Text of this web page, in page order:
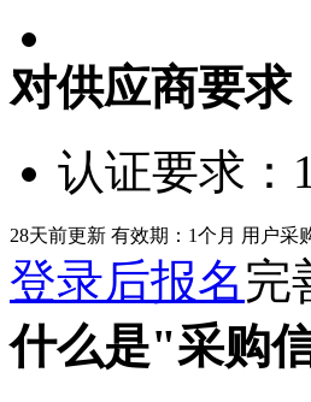
对供应商要求
认证要求：
28天前更新 有效期：1个月 用户采
登录后报名完
什么是"采购